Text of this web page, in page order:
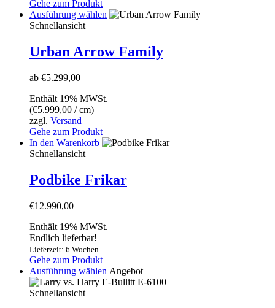
Gehe zum Produkt
Ausführung wählen Dieses
mehrere
Varianten
Produktseite
gewählt
Schnellansicht
Urban Arrow Family
ab €5.299,00
Enthält 19% MWSt.
(€5.999,00 / cm)
zzgl. Versand
Gehe zum Produkt
In den Warenkorb
Schnellansicht
Podbike Frikar
€12.990,00
Enthält 19% MWSt.
Endlich lieferbar!
Lieferzeit: 6 Wochen
Gehe zum Produkt
Ausführung wählen Dieses
Produkt
Angebot
Schnellansicht